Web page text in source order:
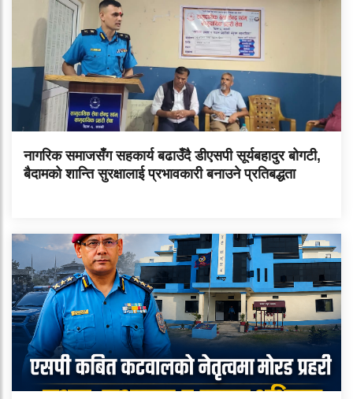
नागरिक समाजसँग सहकार्य बढाउँदै डीएसपी सूर्यबहादुर बोगटी,
बैदामको शान्ति सुरक्षालाई प्रभावकारी बनाउने प्रतिबद्धता